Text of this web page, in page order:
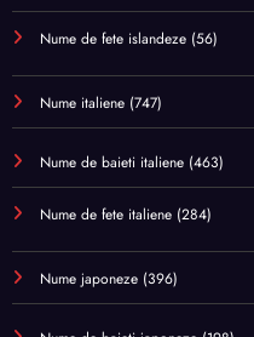
Nume de fete islandeze (56)
Nume italiene (747)
Nume de baieti italiene (463)
Nume de fete italiene (284)
Nume japoneze (396)